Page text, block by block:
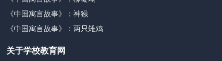
《中国寓言故事》：神猴
《中国寓言故事》：两只雉鸡
关于学校教育网